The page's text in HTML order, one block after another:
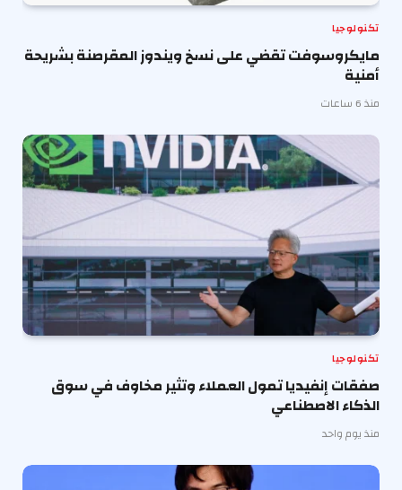
تكنولوجيا
مايكروسوفت تقضي على نسخ ويندوز المقرصنة بشريحة
أمنية
منذ 6 ساعات
تكنولوجيا
صفقات إنفيديا تمول العملاء وتثير مخاوف في سوق
الذكاء الاصطناعي
منذ يوم واحد